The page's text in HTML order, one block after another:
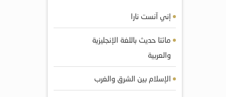
إني آنست نارا
مائتا حديث باللغة الإنجليزية
والعربية
الإسلام بين الشرق والغرب